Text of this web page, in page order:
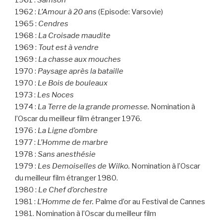
1962 : L’Amour à 20 ans (Episode: Varsovie)
1965 : Cendres
1968 : La Croisade maudite
1969 : Tout est à vendre
1969 : La chasse aux mouches
1970 : Paysage après la bataille
1970 : Le Bois de bouleaux
1973 : Les Noces
1974 : La Terre de la grande promesse. Nomination à
l’Oscar du meilleur film étranger 1976.
1976 : La Ligne d’ombre
1977 : L’Homme de marbre
1978 : Sans anesthésie
1979 : Les Demoiselles de Wilko. Nomination à l’Oscar
du meilleur film étranger 1980.
1980 : Le Chef d’orchestre
1981 : L’Homme de fer. Palme d’or au Festival de Cannes
1981. Nomination à l’Oscar du meilleur film